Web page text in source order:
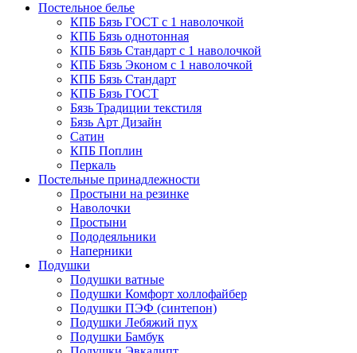
Постельное белье
КПБ Бязь ГОСТ c 1 наволочкой
КПБ Бязь однотонная
КПБ Бязь Стандарт c 1 наволочкой
КПБ Бязь Эконом с 1 наволочкой
КПБ Бязь Стандарт
КПБ Бязь ГОСТ
Бязь Традиции текстиля
Бязь Арт Дизайн
Сатин
КПБ Поплин
Перкаль
Постельные принадлежности
Простыни на резинке
Наволочки
Простыни
Пододеяльники
Наперники
Подушки
Подушки ватные
Подушки Комфорт холлофайбер
Подушки ПЭФ (синтепон)
Подушки Лебяжий пух
Подушки Бамбук